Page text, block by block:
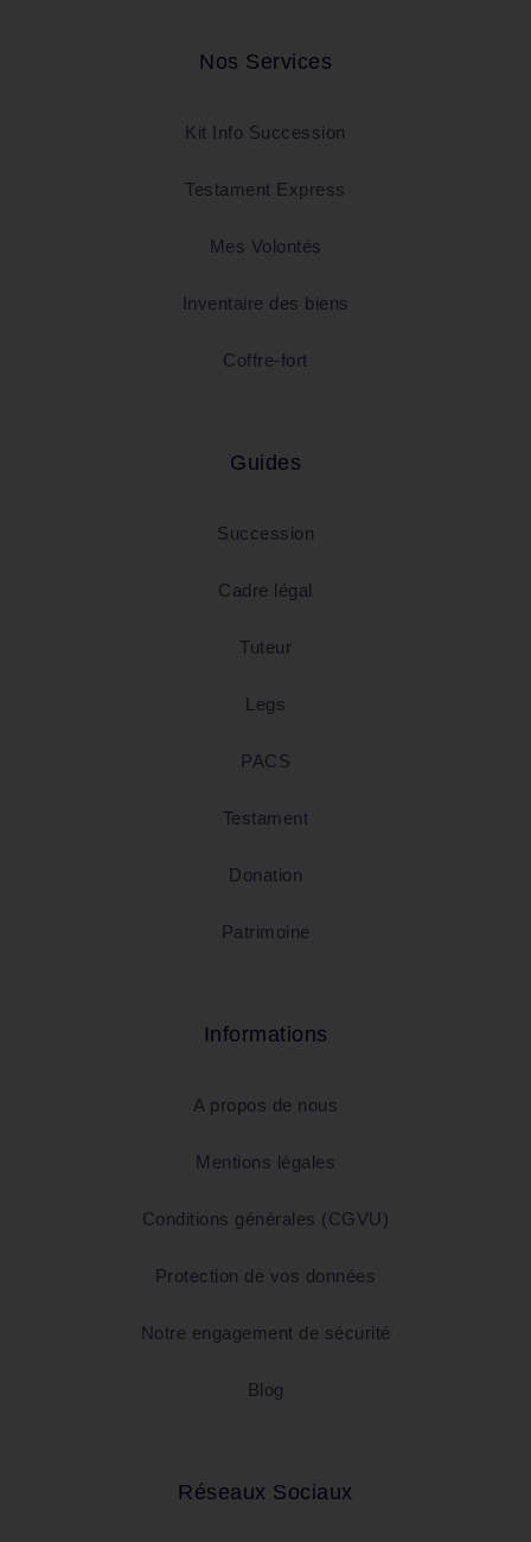
Nos Services
Kit Info Succession
Testament Express
Mes Volontés
Inventaire des biens
Coffre-fort
Guides
Succession
Cadre légal
Tuteur
Legs
PACS
Testament
Donation
Patrimoine
Informations
A propos de nous
Mentions légales
Conditions générales (CGVU)
Protection de vos données
Notre engagement de sécurité
Blog
Réseaux Sociaux